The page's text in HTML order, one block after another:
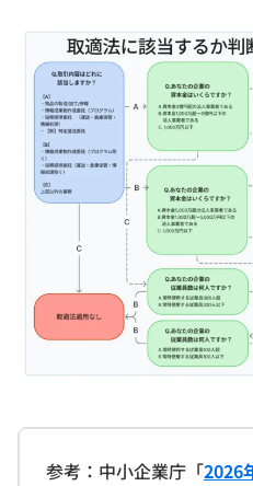
参考：中小企業庁「2026